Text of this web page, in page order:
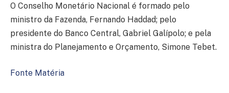
O Conselho Monetário Nacional é formado pelo
ministro da Fazenda, Fernando Haddad; pelo
presidente do Banco Central, Gabriel Galípolo; e pela
ministra do Planejamento e Orçamento, Simone Tebet.
Fonte Matéria